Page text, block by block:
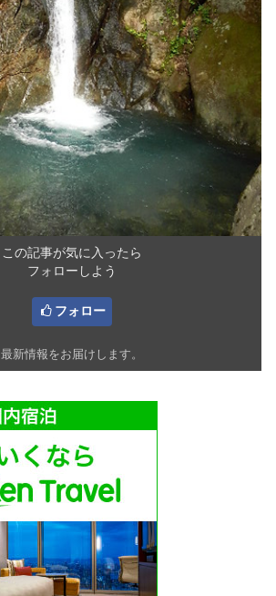
この記事が気に入ったら
フォローしよう
フォロー
最新情報をお届けします。